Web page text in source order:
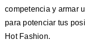
competencia y armar
para potenciar tus
Hot Fashion.